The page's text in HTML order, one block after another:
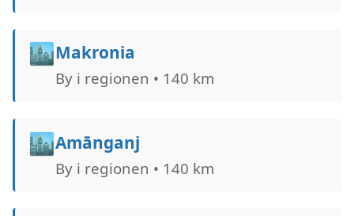
🏙️Makronia
By i regionen • 140 km
🏙️Amānganj
By i regionen • 140 km